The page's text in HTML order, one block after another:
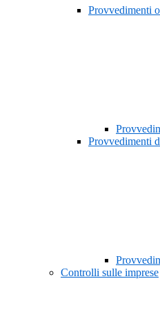
Provvedimenti
Provvedimenti
Controlli sulle imprese